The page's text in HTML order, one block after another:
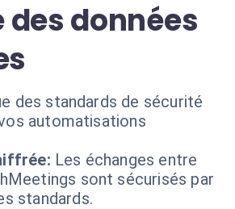
des données
des standards de sécurité
automatisations
Les échanges entre
sont sécurisés par
standards.